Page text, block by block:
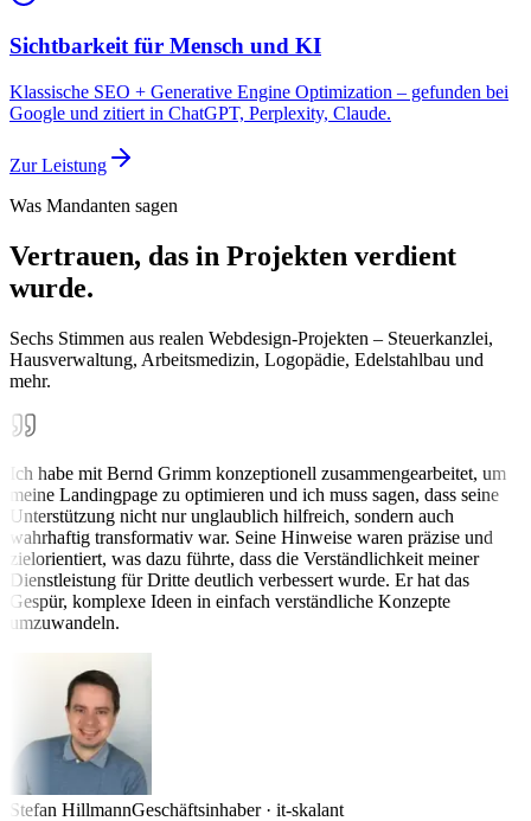
Sichtbarkeit für Mensch und KI
Klassische SEO + Generative Engine Optimization – gefunden bei
Google und zitiert in ChatGPT, Perplexity, Claude.
Zur Leistung
Was Mandanten sagen
Vertrauen, das in Projekten verdient
wurde.
Sechs Stimmen aus realen Webdesign-Projekten – Steuerkanzlei,
Hausverwaltung, Arbeitsmedizin, Logopädie, Edelstahlbau und
mehr.
Ich habe mit Bernd Grimm konzeptionell zusammengearbeitet, um
meine Landingpage zu optimieren und ich muss sagen, dass seine
Unterstützung nicht nur unglaublich hilfreich, sondern auch
wahrhaftig transformativ war. Seine Hinweise waren präzise und
zielorientiert, was dazu führte, dass die Verständlichkeit meiner
Dienstleistung für Dritte deutlich verbessert wurde. Er hat das
Gespür, komplexe Ideen in einfach verständliche Konzepte
umzuwandeln.
Stefan HillmannGeschäftsinhaber· it-skalant